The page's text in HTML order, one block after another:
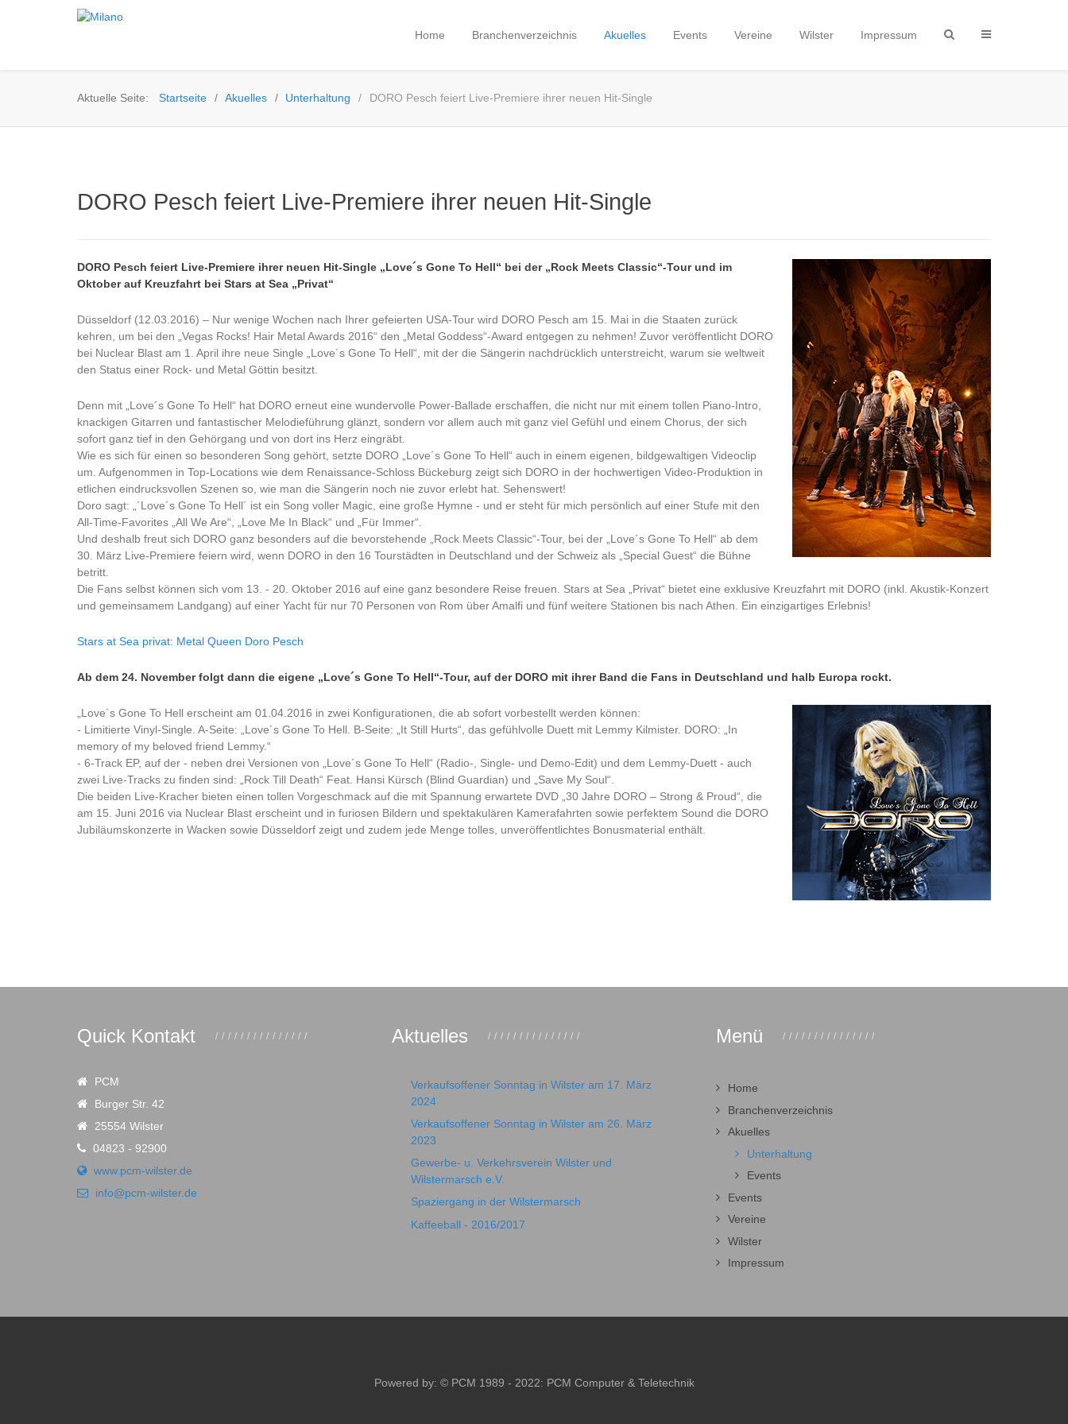
Home Branchenverzeichnis Akuelles Events Vereine Wilster Impressum
Aktuelle Seite: Startseite Akuelles Unterhaltung DORO Pesch feiert Live-Premiere ihrer neuen Hit-Single
DORO Pesch feiert Live-Premiere ihrer neuen Hit-Single
DORO Pesch feiert Live-Premiere ihrer neuen Hit-Single „Love´s Gone To Hell“ bei der „Rock Meets Classic“-Tour und im
Oktober auf Kreuzfahrt bei Stars at Sea „Privat“
Düsseldorf (12.03.2016) – Nur wenige Wochen nach Ihrer gefeierten USA-Tour wird DORO Pesch am 15. Mai in die Staaten zurück
kehren, um bei den „Vegas Rocks! Hair Metal Awards 2016“ den „Metal Goddess“-Award entgegen zu nehmen! Zuvor veröffentlicht DORO
bei Nuclear Blast am 1. April ihre neue Single „Love´s Gone To Hell“, mit der die Sängerin nachdrücklich unterstreicht, warum sie weltweit
den Status einer Rock- und Metal Göttin besitzt.
Denn mit „Love´s Gone To Hell“ hat DORO erneut eine wundervolle Power-Ballade erschaffen, die nicht nur mit einem tollen Piano-Intro,
knackigen Gitarren und fantastischer Melodieführung glänzt, sondern vor allem auch mit ganz viel Gefühl und einem Chorus, der sich
sofort ganz tief in den Gehörgang und von dort ins Herz eingräbt.
Wie es sich für einen so besonderen Song gehört, setzte DORO „Love´s Gone To Hell“ auch in einem eigenen, bildgewaltigen Videoclip
um. Aufgenommen in Top-Locations wie dem Renaissance-Schloss Bückeburg zeigt sich DORO in der hochwertigen Video-Produktion in
etlichen eindrucksvollen Szenen so, wie man die Sängerin noch nie zuvor erlebt hat. Sehenswert!
Doro sagt: „´Love´s Gone To Hell´ ist ein Song voller Magic, eine große Hymne - und er steht für mich persönlich auf einer Stufe mit den
All-Time-Favorites „All We Are“, „Love Me In Black“ und „Für Immer“.
Und deshalb freut sich DORO ganz besonders auf die bevorstehende „Rock Meets Classic“-Tour, bei der „Love´s Gone To Hell“ ab dem
30. März Live-Premiere feiern wird, wenn DORO in den 16 Tourstädten in Deutschland und der Schweiz als „Special Guest“ die Bühne
betritt.
Die Fans selbst können sich vom 13. - 20. Oktober 2016 auf eine ganz besondere Reise freuen. Stars at Sea „Privat“ bietet eine exklusive Kreuzfahrt mit DORO (inkl. Akustik-Konzert
und gemeinsamem Landgang) auf einer Yacht für nur 70 Personen von Rom über Amalfi und fünf weitere Stationen bis nach Athen. Ein einzigartiges Erlebnis!
Stars at Sea privat: Metal Queen Doro Pesch
Ab dem 24. November folgt dann die eigene „Love´s Gone To Hell“-Tour, auf der DORO mit ihrer Band die Fans in Deutschland und halb Europa rockt.
„Love´s Gone To Hell erscheint am 01.04.2016 in zwei Konfigurationen, die ab sofort vorbestellt werden können:
- Limitierte Vinyl-Single. A-Seite: „Love´s Gone To Hell. B-Seite: „It Still Hurts“, das gefühlvolle Duett mit Lemmy Kilmister. DORO: „In
memory of my beloved friend Lemmy.“
- 6-Track EP, auf der - neben drei Versionen von „Love´s Gone To Hell“ (Radio-, Single- und Demo-Edit) und dem Lemmy-Duett - auch
zwei Live-Tracks zu finden sind: „Rock Till Death“ Feat. Hansi Kürsch (Blind Guardian) und „Save My Soul“.
Die beiden Live-Kracher bieten einen tollen Vorgeschmack auf die mit Spannung erwartete DVD „30 Jahre DORO – Strong & Proud“, die
am 15. Juni 2016 via Nuclear Blast erscheint und in furiosen Bildern und spektakulären Kamerafahrten sowie perfektem Sound die DORO
Jubiläumskonzerte in Wacken sowie Düsseldorf zeigt und zudem jede Menge tolles, unveröffentlichtes Bonusmaterial enthält.
Quick Kontakt
PCM
Burger Str. 42
25554 Wilster
04823 - 92900
www.pcm-wilster.de
info@pcm-wilster.de
Aktuelles
Verkaufsoffener Sonntag in Wilster am 17. März
2024
Verkaufsoffener Sonntag in Wilster am 26. März
2023
Gewerbe- u. Verkehrsverein Wilster und
Wilstermarsch e.V.
Spaziergang in der Wilstermarsch
Kaffeeball - 2016/2017
Menü
Home
Branchenverzeichnis
Akuelles
Unterhaltung
Events
Events
Vereine
Wilster
Impressum
Powered by: © PCM 1989 - 2022: PCM Computer & Teletechnik